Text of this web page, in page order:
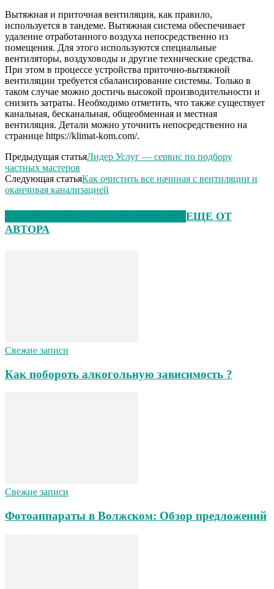
Вытяжная и приточная вентиляция, как правило,
используется в тандеме. Вытяжная система обеспечивает
удаление отработанного воздуха непосредственно из
помещения. Для этого используются специальные
вентиляторы, воздуховоды и другие технические средства.
При этом в процессе устройства приточно-вытяжной
вентиляции требуется сбалансирование системы. Только в
таком случае можно достичь высокой производительности и
снизить затраты. Необходимо отметить, что также существует
канальная, бесканальная, общеобменная и местная
вентиляция. Детали можно уточнить непосредственно на
странице https://klimat-kom.com/.
Предыдущая статьяЛидер Услуг — сервис по подбору
частных мастеров
Следующая статьяКак очистить все начиная с вентиляции и
оканчивая канализацией
ЕЩЕ ОТ
АВТОРА
Свежие записи
Как побороть алкогольную зависимость ?
Свежие записи
Фотоаппараты в Волжском: Обзор предложений